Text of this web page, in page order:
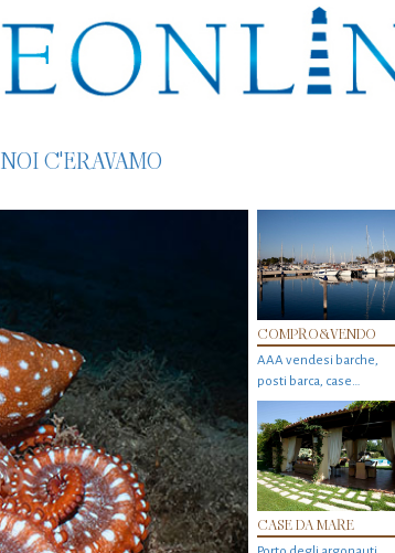
NOI C'ERAVAMO
COMPRO&VENDO
AAA vendesi barche,
posti barca, case…
CASE DA MARE